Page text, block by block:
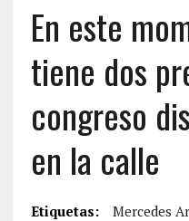
En este
tiene dos
congreso
en la calle
Etiquetas: Mercedes